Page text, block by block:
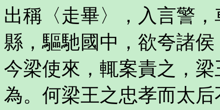
出稱〈走畢〉，入言警
縣，驅馳國中，欲夸諸
今梁使來，輒案責之，
為。何梁王之忠孝而太